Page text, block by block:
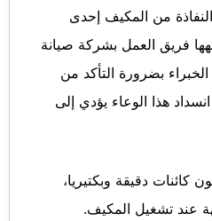
من المكيف إحدى
فريق العمل بشركة صيانة
بضرورة التأكد من
هذا الوعاء يؤدي إلى
كائنات دقيقة وبكتيريا،
عند تشغيل المكيف.